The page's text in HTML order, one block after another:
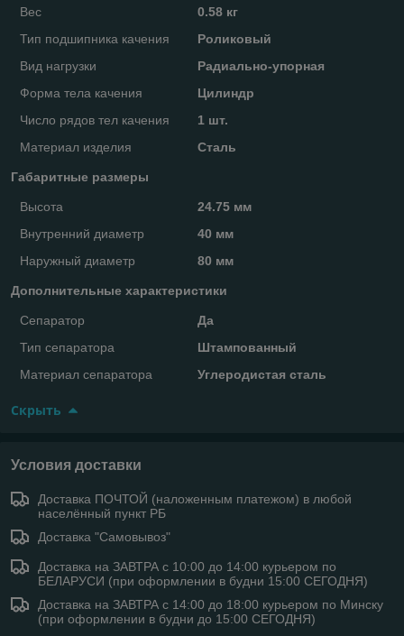
Вес
0.58 кг
Тип подшипника качения
Роликовый
Вид нагрузки
Радиально-упорная
Форма тела качения
Цилиндр
Число рядов тел качения
1 шт.
Материал изделия
Сталь
Габаритные размеры
Высота
24.75 мм
Внутренний диаметр
40 мм
Наружный диаметр
80 мм
Дополнительные характеристики
Сепаратор
Да
Тип сепаратора
Штампованный
Материал сепаратора
Углеродистая сталь
Скрыть
Условия доставки
Доставка ПОЧТОЙ (наложенным платежом) в любой
населённый пункт РБ
Доставка "Самовывоз"
Доставка на ЗАВТРА с 10:00 до 14:00 курьером по
БЕЛАРУСИ (при оформлении в будни 15:00 СЕГОДНЯ)
Доставка на ЗАВТРА с 14:00 до 18:00 курьером по Минску
(при оформлении в будни до 15:00 СЕГОДНЯ)